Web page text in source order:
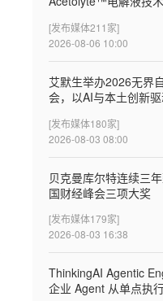
[发布媒体211家]
2026-08-06 10:00
艾默生举办2026无界
会，以AI与本土创新
[发布媒体180家]
2026-08-03 08:00
贝克曼库尔特连续三
国财经峰会三项大奖
[发布媒体179家]
2026-08-03 16:38
ThinkingAI Agentic
企业 Agent 从单点执